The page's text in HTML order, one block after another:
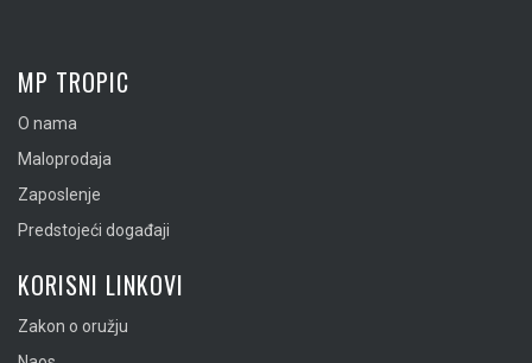
MP TROPIC
O nama
Maloprodaja
Zaposlenje
Predstojeći događaji
KORISNI LINKOVI
Zakon o oružju